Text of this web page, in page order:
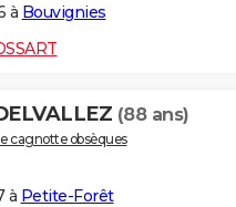
à Bouvignies
(88 ans)
cagnotte obsèques
à Petite-Forêt